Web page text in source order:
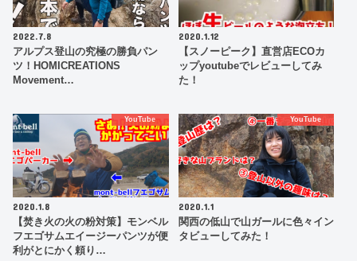
2022.7.8
アルプス登山の究極の勝負パン
ツ！HOMICREATIONS
Movement…
2020.1.12
【スノーピーク】直営店ECOカ
ップyoutubeでレビューしてみ
た！
YouTube
2020.1.8
【焚き火の火の粉対策】モンベル
フエゴサムエイージーパンツが便
利がとにかく頼り…
YouTube
2020.1.1
関西の低山で山ガールに色々イン
タビューしてみた！